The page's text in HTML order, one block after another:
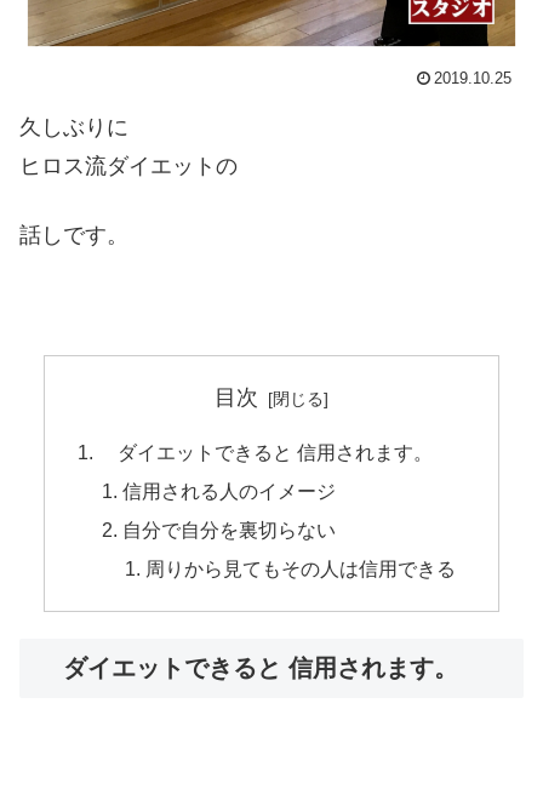
2019.10.25
久しぶりに
ヒロス流ダイエットの
話しです。
目次
ダイエットできると 信用されます。
信用される人のイメージ
自分で自分を裏切らない
周りから見てもその人は信用できる
ダイエットできると 信用されます。